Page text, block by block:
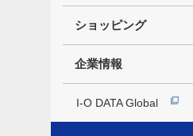
ショッピング
企業情報
I-O DATA Global